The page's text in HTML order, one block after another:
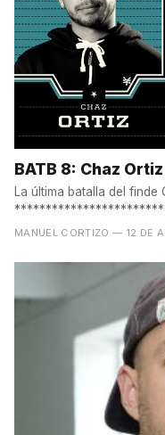
BATB 8: Chaz
La última batalla del finde
MANUEL CORTIZO — 12 DE